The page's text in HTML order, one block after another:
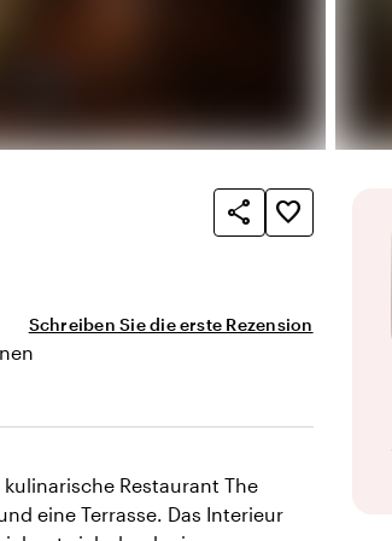
share favorite_border
Schreiben Sie die erste Rezension
Restaurant The
eine Terrasse. Das Interieur